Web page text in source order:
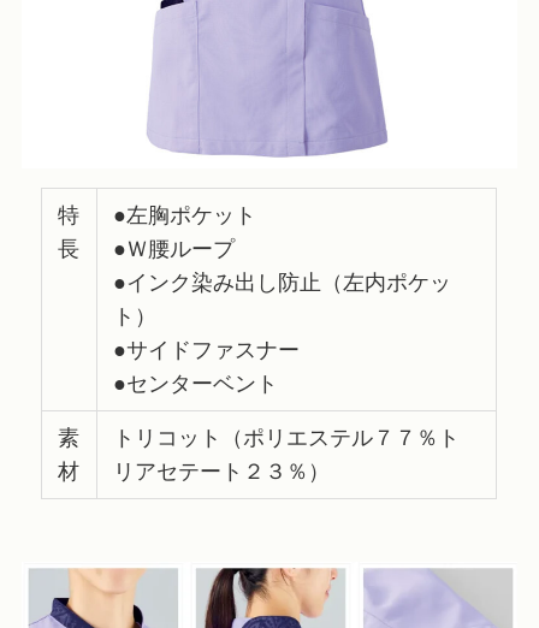
特
長
●左胸ポケット
●Ｗ腰ループ
●インク染み出し防止（左内ポケッ
ト）
●サイドファスナー
●センターベント
素
材
トリコット（ポリエステル７７％ト
リアセテート２３％）